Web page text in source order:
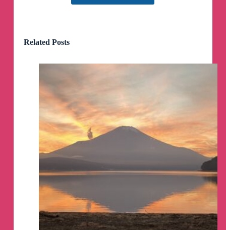
Polski Korpus Ochotniczypinned a video
Zapraszamy do zapoznania się z trailerem gdzie
https://t.me/russvolcorps
Byliśmy, jesteśmy i .....
Zapewne wielu z was już zapomniało o nas.
Minęło dość dużo czasu od naszych ostatnich
No cóż, dużo pracy , brak wolnego czasu oraz
ogromne zmiany które w tym czasie zaszły u nas
nie pozwalaly na zajęcie się tym aspektem naszej
działalności.
Related Posts